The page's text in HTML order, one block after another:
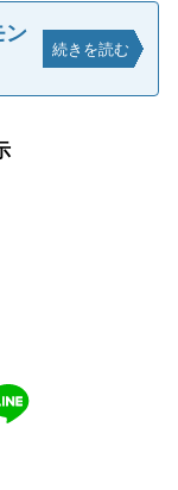
ン
続きを読む